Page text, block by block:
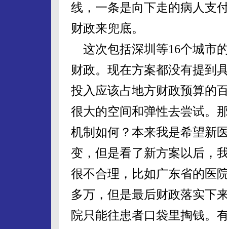
线，一条是向下走的病人支
财政来兜底。
这次包括深圳等16个城市
财政。现在方案都没有提到
投入应该占地方财政预算的
很大的空间和弹性去尝试。
机制如何？本来我是希望新
变，但是看了新方案以后，
很不合理，比如广东省的医
多万，但是最后财政落实下
院只能往患者口袋里掏钱。